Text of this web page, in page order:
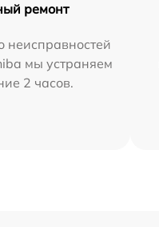
ремонт
неисправностей
мы устраняем
2 часов.